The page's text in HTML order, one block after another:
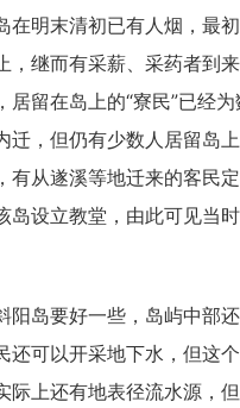
在明末清初已有人烟，最
，继而有采薪、采药者到
居留在岛上的“寮民”已经为
迁，但仍有少数人居留岛
有从遂溪等地迁来的客民定
岛设立教堂，由此可见当
阳岛要好一些，岛屿中部
还可以开采地下水，但这
际上还有地表径流水源，